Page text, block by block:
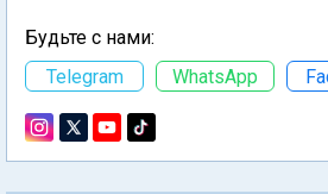
Будьте с нами:
Telegram
WhatsApp